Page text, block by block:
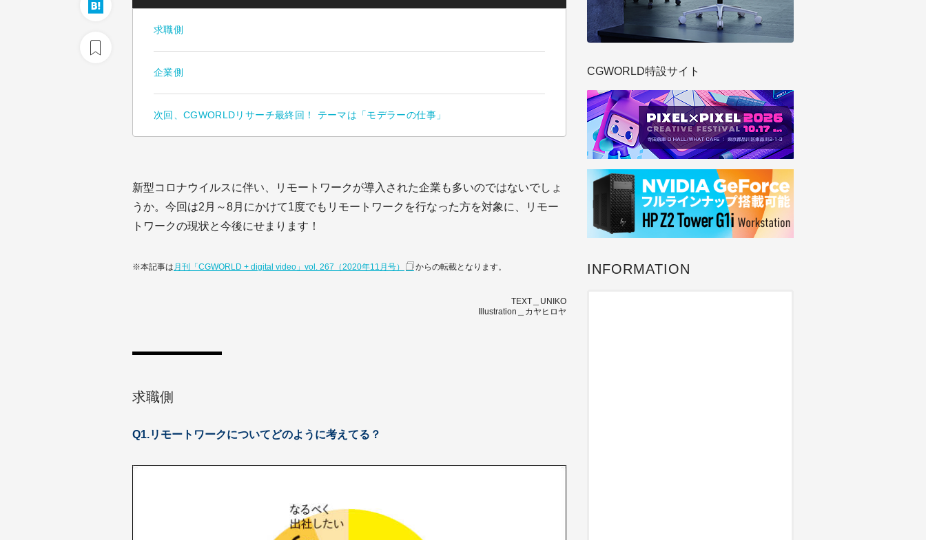
求職側
企業側
次回、CGWORLDリサーチ最終回！ テーマは「モデラーの仕事」
新型コロナウイルスに伴い、リモートワークが導入された企業も多いのではないでしょ
うか。今回は2月～8月にかけて1度でもリモートワークを行なった方を対象に、リモー
トワークの現状と今後にせまります！
※本記事は 月刊「CGWORLD + digital video」vol. 267（2020年11月号） からの転載となります。
TEXT＿UNIKO
Illustration＿カヤヒロヤ
求職側
Q1.リモートワークについてどのように考えてる？
CGWORLD特設サイト
INFORMATION